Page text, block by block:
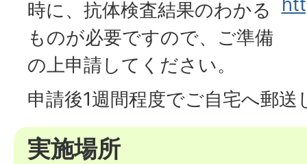
時に、抗体検査結果のわかる
ものが必要ですので、ご準備
の上申請してください。
申請後1週間程度でご自宅へ郵送
実施場所